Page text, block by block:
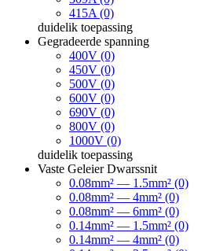
415A (0)
duidelik toepassing
Gegradeerde spanning
400V (0)
450V (0)
500V (0)
600V (0)
690V (0)
800V (0)
1000V (0)
duidelik toepassing
Vaste Geleier Dwarssnit
0.08mm² — 1.5mm² (0)
0.08mm² — 4mm² (0)
0.08mm² — 6mm² (0)
0.14mm² — 1.5mm² (0)
0.14mm² — 4mm² (0)